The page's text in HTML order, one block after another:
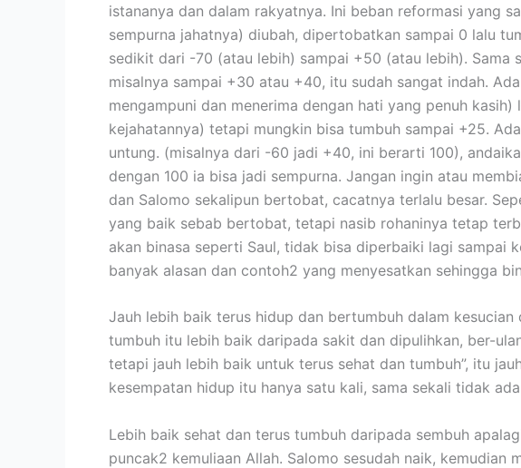
istananya dan dalam rakyatnya. Ini beban reformasi yang
sempurna jahatnya) diubah, dipertobatkan sampai 0 lalu
sedikit dari -70 (atau lebih) sampai +50 (atau lebih).
misalnya sampai +30 atau +40, itu sudah sangat indah.
mengampuni dan menerima dengan hati yang penuh
kejahatannya) tetapi mungkin bisa tumbuh sampai +25.
untung. (misalnya dari -60 jadi +40, ini berarti 100),
dengan 100 ia bisa jadi sempurna. Jangan ingin atau
dan Salomo sekalipun bertobat, cacatnya terlalu besar.
yang baik sebab bertobat, tetapi nasib rohaninya tetap
akan binasa seperti Saul, tidak bisa diperbaiki lagi sampai
banyak alasan dan contoh2 yang menyesatkan sehingga
Jauh lebih baik terus hidup dan bertumbuh dalam
tumbuh itu lebih baik daripada sakit dan dipulihkan, ber-
tetapi jauh lebih baik untuk terus sehat dan tumbuh”, itu
kesempatan hidup itu hanya satu kali, sama sekali tidak
Lebih baik sehat dan terus tumbuh daripada sembuh
puncak2 kemuliaan Allah. Salomo sesudah naik,